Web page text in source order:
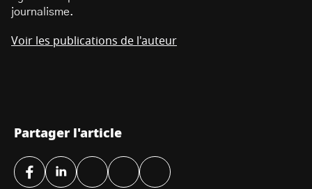
journalisme.
Voir les publications de l'auteur
Partager l'article